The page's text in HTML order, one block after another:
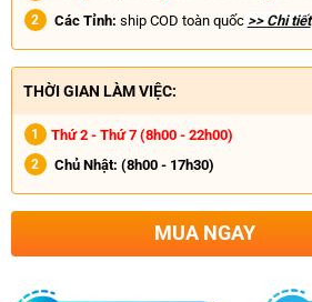
Các Tỉnh: ship COD toàn quốc >> Chi tiết
THỜI GIAN LÀM VIỆC:
Thứ 2 - Thứ 7 (8h00 - 22h00)
Chủ Nhật: (8h00 - 17h30)
MUA NGAY